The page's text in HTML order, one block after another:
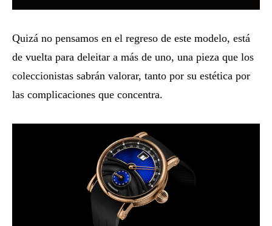
Quizá no pensamos en el regreso de este modelo, está
de vuelta para deleitar a más de uno, una pieza que los
coleccionistas sabrán valorar, tanto por su estética por
las complicaciones que concentra.